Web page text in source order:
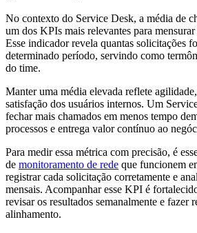
No contexto do Service Desk, a média de
um dos KPIs mais relevantes para
Esse indicador revela quantas solicitações
determinado período, servindo como
do time.
Manter uma média elevada reflete
satisfação dos usuários internos. Um
fechar mais chamados em menos tempo
processos e entrega valor contínuo ao
Para medir essa métrica com precisão, é
de monitoramento de rede que funcionem
registrar cada solicitação corretamente e
mensais. Acompanhar esse KPI é
revisar os resultados semanalmente e fazer
alinhamento.